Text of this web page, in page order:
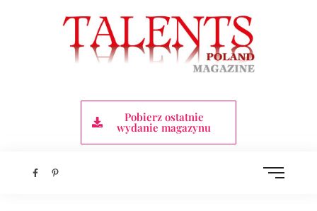
Pobierz ostatnie
wydanie magazynu